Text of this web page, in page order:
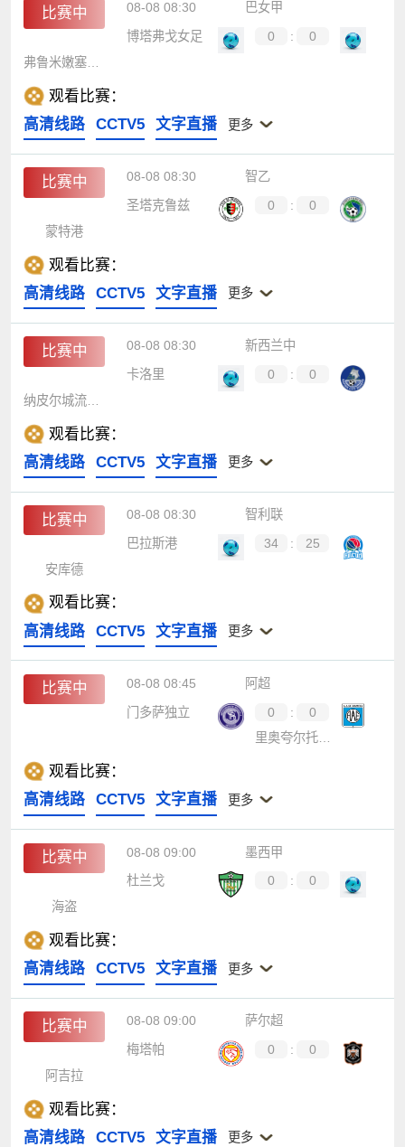
比赛中 08-08 08:30
巴女甲
博塔弗戈女足
0 :
0
观看比赛：
高清线路
CCTV5 文字直播 更多
比赛中 08-08 08:30
智乙
圣塔克鲁兹
0 :
0
蒙特港
观看比赛：
高清线路
CCTV5 文字直播 更多
比赛中 08-08 08:30
新西兰中
卡洛里
0 :
0
观看比赛：
高清线路
CCTV5 文字直播 更多
比赛中 08-08 08:30
智利联
巴拉斯港
34 :
25
安库德
观看比赛：
高清线路
CCTV5 文字直播 更多
比赛中 08-08 08:45
阿超
门多萨独立
0 :
0
里奥夸尔托学生队
观看比赛：
高清线路
CCTV5 文字直播 更多
比赛中 08-08 09:00
墨西甲
杜兰戈
0 :
0
海盗
观看比赛：
高清线路
CCTV5 文字直播 更多
比赛中 08-08 09:00
萨尔超
梅塔帕
0 :
0
阿吉拉
观看比赛：
高清线路
CCTV5 文字直播 更多